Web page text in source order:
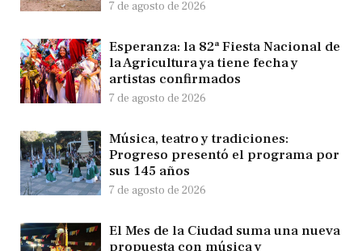
7 de agosto de 2026
Esperanza: la 82ª Fiesta Nacional de
la Agricultura ya tiene fecha y
artistas confirmados
7 de agosto de 2026
Música, teatro y tradiciones:
Progreso presentó el programa por
sus 145 años
7 de agosto de 2026
El Mes de la Ciudad suma una nueva
propuesta con música y